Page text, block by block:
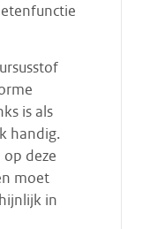
is als
handig.
deze
moet
in